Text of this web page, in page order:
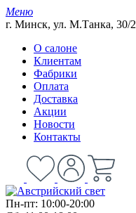
Меню
г. Минск, ул. М.Танка, 30/2
О салоне
Клиентам
Фабрики
Оплата
Доставка
Акции
Новости
Контакты
Пн-пт: 10:00-20:00